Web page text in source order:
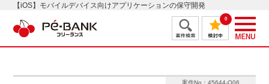
【iOS】モバイルデバイス向けアプリケーションの保守開発
0
案件No：45644-Q06